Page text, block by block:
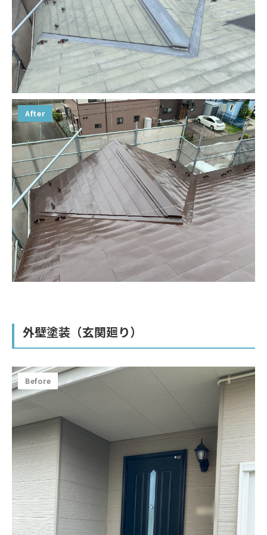
After
外壁塗装（玄関廻り）
Before